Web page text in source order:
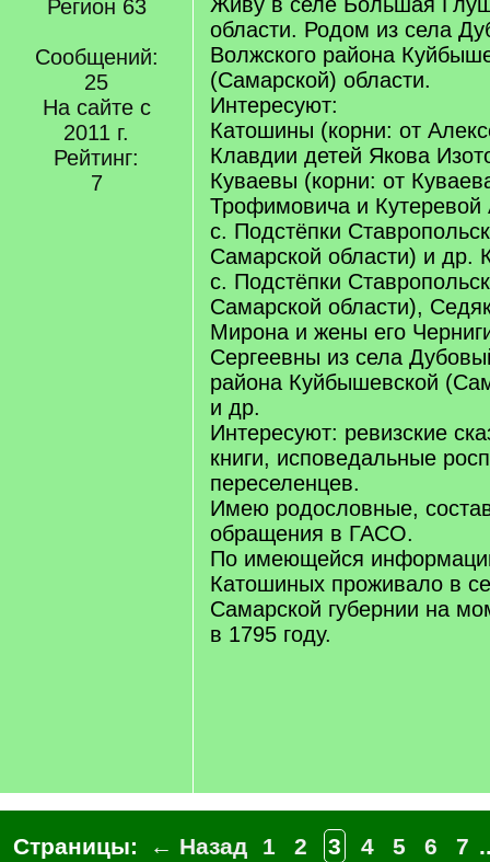
Регион 63
Сообщений:
25
На сайте с
2011 г.
Рейтинг:
7
области. Родом из села
Волжского района
(Самарской) области.
Интересуют:
Катошины (корни: от
Клавдии детей Якова
Куваевы (корни: от
Трофимовича и
с. Подстёпки
Самарской области) и др.
с. Подстёпки
Самарской области),
Мирона и жены его
Сергеевны из села
района Куйбышевской
и др.
Интересуют: ревизские
книги, исповедальные
переселенцев.
Имею родословные,
обращения в ГАСО.
По имеющейся
Катошиных проживало в
Самарской губернии на
в 1795 году.
Страницы: ← Назад 1 2 3 4 5 6 7